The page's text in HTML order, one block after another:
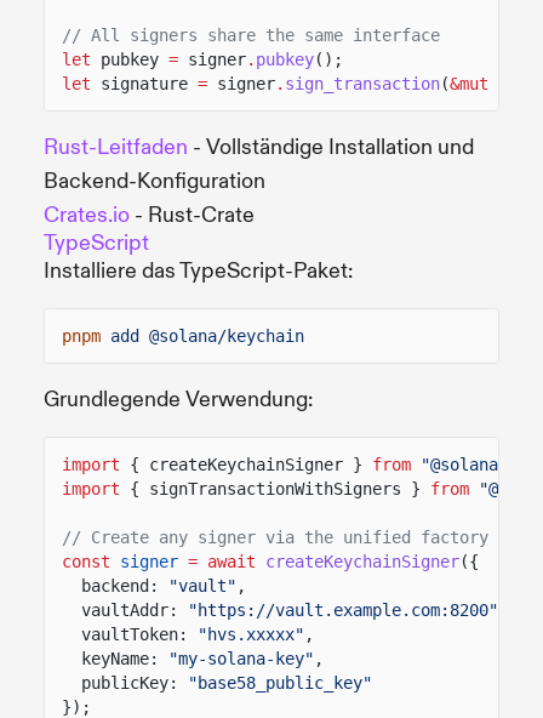
// All signers share the same interface
let
pubkey = signer. pubkey();
let
signature = signer. sign_transaction(&mut
Rust-Leitfaden - Vollständige Installation und
Backend-Konfiguration
Crates.io - Rust-Crate
TypeScript
Installiere das TypeScript-Paket:
pnpm add @solana/keychain
Grundlegende Verwendung:
import { createKeychainSigner } from
"@solana/
import
{ signTransactionWithSigners } from
// Create any signer via the unified factory
const
signer = await createKeychainSigner({
backend:
"vault" ,
vaultAddr:
"https://vault.example.com:8200"
vaultToken:
"hvs.xxxxx" ,
keyName:
"my-solana-key" ,
publicKey:
"base58_public_key"
});